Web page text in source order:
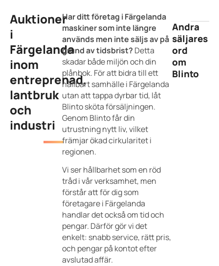
Auktioner
i
Färgelanda
inom
entreprenad,
lantbruk
och
industri
Har ditt företag i Färgelanda
maskiner som inte längre
används men inte säljs av på
grund av tidsbrist? Detta
skadar både miljön och din
plånbok. För att bidra till ett
hållbart samhälle i Färgelanda
utan att tappa dyrbar tid, låt
Blinto sköta försäljningen.
Genom Blinto får din
utrustning nytt liv, vilket
främjar ökad cirkularitet i
regionen.
Vi ser hållbarhet som en röd
tråd i vår verksamhet, men
förstår att för dig som
företagare i Färgelanda
handlar det också om tid och
pengar. Därför gör vi det
enkelt: snabb service, rätt pris,
och pengar på kontot efter
avslutad affär.
Andra
säljares
ord
om
Blinto